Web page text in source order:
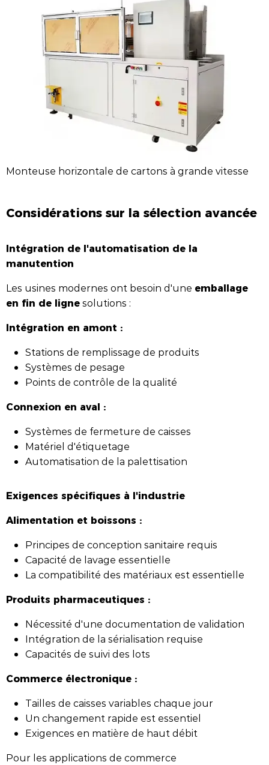
Monteuse horizontale de cartons à grande vitesse
Considérations sur la sélection avancée
Intégration de l'automatisation de la
manutention
Les usines modernes ont besoin d'une emballage
en fin de lignesolutions :
Intégration en amont :
Stations de remplissage de produits
Systèmes de pesage
Points de contrôle de la qualité
Connexion en aval :
Systèmes de fermeture de caisses
Matériel d'étiquetage
Automatisation de la palettisation
Exigences spécifiques à l'industrie
Alimentation et boissons :
Principes de conception sanitaire requis
Capacité de lavage essentielle
La compatibilité des matériaux est essentielle
Produits pharmaceutiques :
Nécessité d'une documentation de validation
Intégration de la sérialisation requise
Capacités de suivi des lots
Commerce électronique :
Tailles de caisses variables chaque jour
Un changement rapide est essentiel
Exigences en matière de haut débit
Pour les applications de commerce